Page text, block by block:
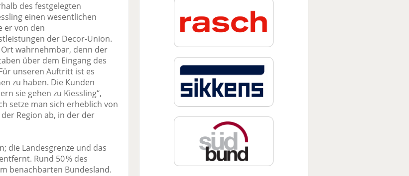
des festgelegten
einen wesentlichen
er von den
der Decor-Union.
wahrnehmbar, denn der
über dem Eingang des
unseren Auftritt ist es
zu haben. Die Kunden
sie gehen zu Kiessling“,
setze man sich erheblich von
Region ab, in der der
die Landesgrenze und das
Rund 50 % des
benachbarten Bundesland.